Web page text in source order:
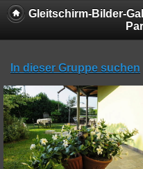
Gleitschirm-Bilder-
In dieser Gruppe suchen